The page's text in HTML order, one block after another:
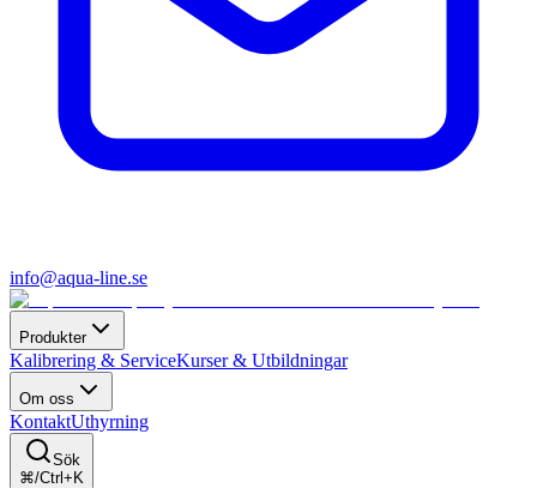
info@aqua-line.se
Produkter
Kalibrering & ServiceKurser & Utbildningar
Om oss
KontaktUthyrning
Sök
⌘/Ctrl+K